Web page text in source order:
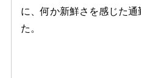
に、何か新鮮さを感じた
た。